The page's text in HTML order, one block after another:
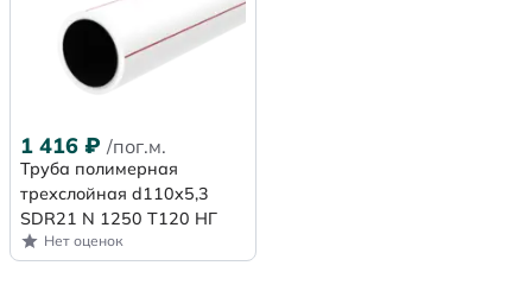
1 416 ₽ /пог.м.
Труба полимерная
трехслойная d110x5,3
SDR21 N 1250 Т120 НГ
Нет оценок